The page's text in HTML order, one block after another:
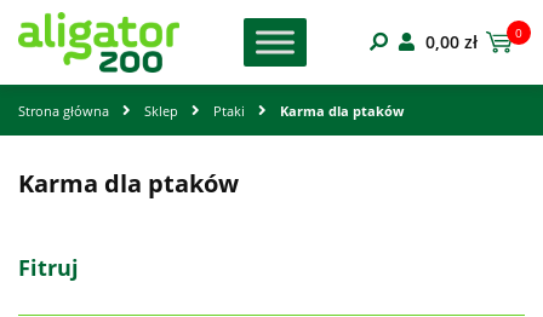
0,00 zł 0
Strona główna Sklep Ptaki Karma dla ptaków
Karma dla ptaków
Fitruj